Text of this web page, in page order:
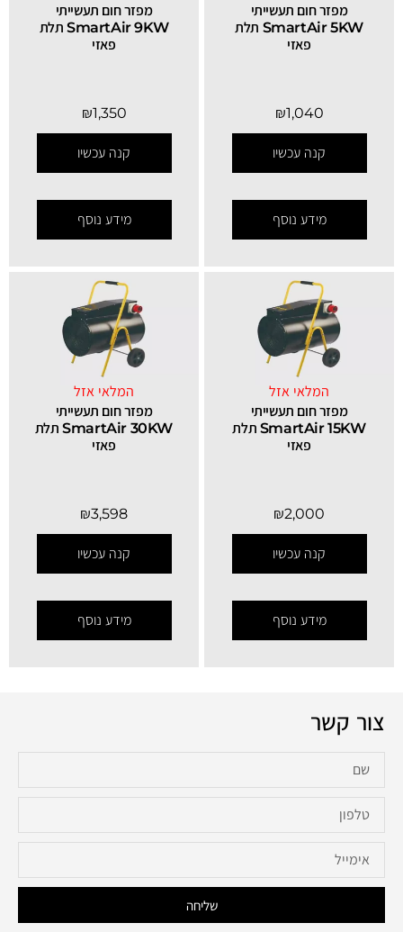
מפזר חום תעשייתי
SmartAir 5KW תלת
פאזי
₪1,040
קנה עכשיו
מידע נוסף
מפזר חום תעשייתי
SmartAir 9KW תלת
פאזי
₪1,350
קנה עכשיו
מידע נוסף
המלאי אזל
מפזר חום תעשייתי
SmartAir 15KW תלת
פאזי
₪2,000
קנה עכשיו
מידע נוסף
המלאי אזל
מפזר חום תעשייתי
SmartAir 30KW תלת
פאזי
₪3,598
קנה עכשיו
מידע נוסף
צור קשר
שליחה